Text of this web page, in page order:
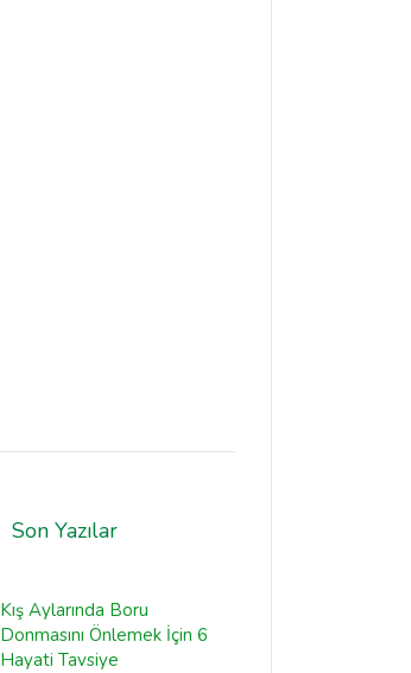
Son Yazılar
Kış Aylarında Boru
Donmasını Önlemek İçin 6
Hayati Tavsiye